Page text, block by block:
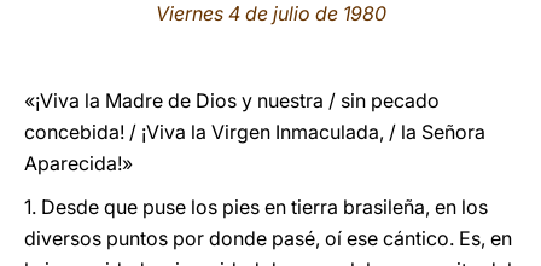
Viernes 4 de julio de 1980
«¡Viva la Madre de Dios y nuestra / sin pecado
concebida! / ¡Viva la Virgen Inmaculada, / la Señora
Aparecida!»
1. Desde que puse los pies en tierra brasileña, en los
diversos puntos por donde pasé, oí ese cántico. Es, en